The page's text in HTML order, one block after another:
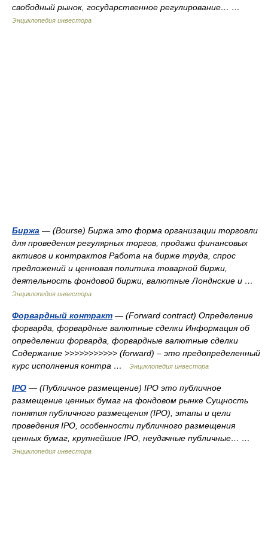
свободный рынок, государственное регулирование… …
Энциклопедия инвестора
Биржа — (Bourse) Биржа это форма организации торговли
для проведения регулярных торгов, продажи финансовых
активов и контрактов Работа на бирже труда, спрос
предложений и ценновая политика товарной биржи,
деятельность фондовой биржи, валютные Лонднские и …
Энциклопедия инвестора
Форвардный контракт — (Forward contract) Определение
форварда, форвардные валютные сделки Информация об
определении форварда, форвардные валютные сделки
Содержание >>>>>>>>>>> (forward) – это предопределенный
курс исполнения контра …
Энциклопедия инвестора
IPO — (Публичное размещение) IPO это публичное
размещение ценных бумаг на фондовом рынке Сущность
понятия публичного размещения (IPO), этапы и цели
проведения IPO, особенности публичного размещения
ценных бумаг, крупнейшие IPO, неудачные публичные… …
Энциклопедия инвестора